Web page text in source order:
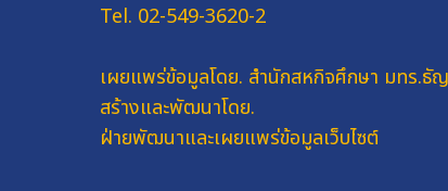
Tel. 02-549-3620-2
เผยแพร่ข้อมูลโดย. สำนักสหกิจศึกษา มทร.ธั
สร้างและพัฒนาโดย.
ฝ่ายพัฒนาและเผยแพร่ข้อมูลเว็บไซต์